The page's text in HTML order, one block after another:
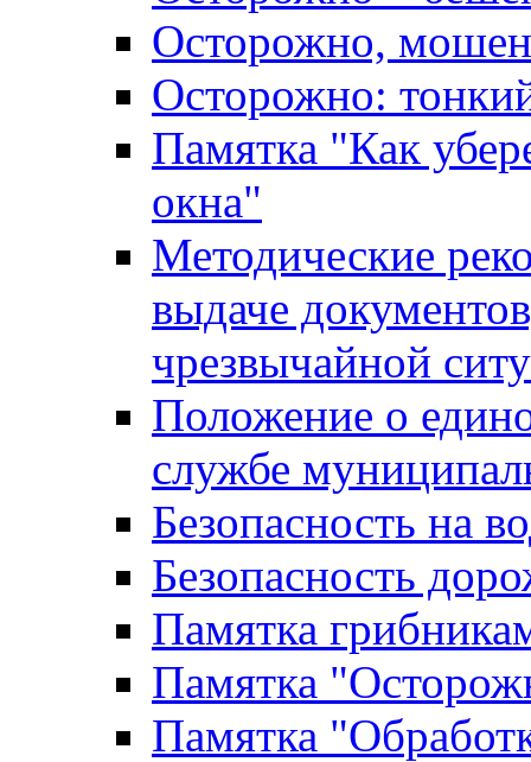
Осторожно,
Осторожно:
Памятка "Как
окна"
Методические
выдаче
чрезвычайной
Положение о
службе
Безопасность на
Безопасность
Памятка
Памятка
Памятка